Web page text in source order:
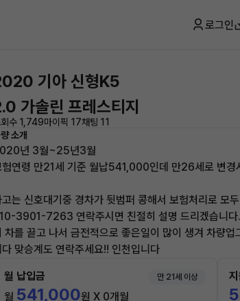
로그인
기아 신형K5
가솔린 프레스티지
회수 1,749마이픽 17채팅 11
소개
년 3월~25년3월
험연령 만21세 기준 월납541,000인데 만26세로 변
는 신호대기중 경차가 뒷범퍼 콩해서 보험처리로 모
3901-7263 연락주시면 친절히 설명 드리겠습니다.
차를 끌고 나서 금전적으로 좋은일이 많이 생겨 차량
다 맞승계도 연락주세요!! 인천입니다
월 납입금 만 21세 이상
월 541,000원 X 0개월